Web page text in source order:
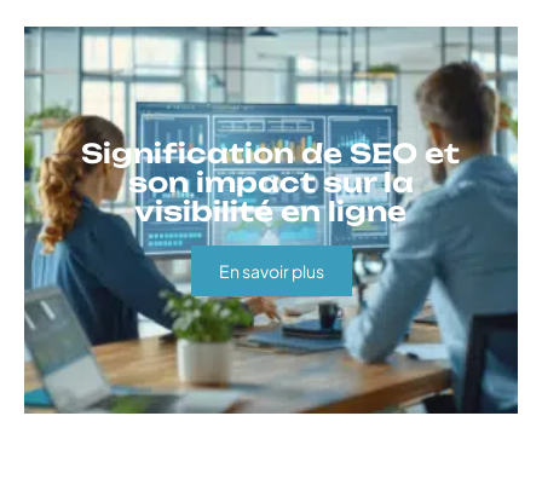
Signification de SEO et
son impact sur la
visibilité en ligne
En savoir plus